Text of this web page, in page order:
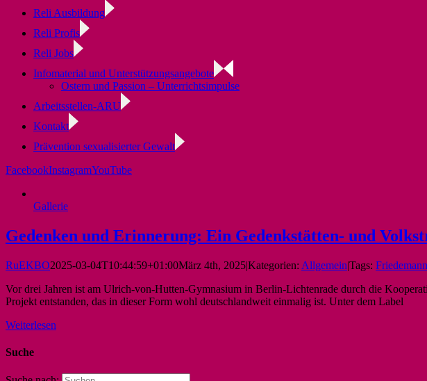
Reli Ausbildung
Reli Profis
Reli Jobs
Infomaterial und Unterstützungsangebote
Ostern und Passion – Unterrichtsimpulse
Arbeitsstellen-ARU
Kontakt
Prävention sexualisierter Gewalt
FacebookInstagramYouTube
Gallerie
Gedenken und Erinnerung: Ein Gedenkstätten- und
RuEKBO2025-03-04T10:44:59+01:00März 4th, 2025|Kategorien: Allgemein|Tags:
Vor drei Jahren ist am Ulrich-von-Hutten-Gymnasium in Berlin-Lichtenrade durch die
Projekt entstanden, das in dieser Form wohl deutschlandweit einmalig ist. Unter dem Label
Weiterlesen
Suche